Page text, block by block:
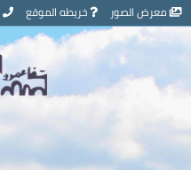
تخطي
إلى
محتوى
معرض الصور خريطه الموقع